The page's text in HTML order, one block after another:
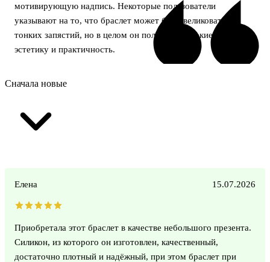
мотивирующую надпись. Некоторые пользователи
указывают на то, что браслет может быть великоват для
тонких запястий, но в целом он получает высокие оценки за
эстетику и практичность.
Сначала новые
Елена 15.07.2026
Приобретала этот браслет в качестве небольшого презента.
Силикон, из которого он изготовлен, качественный,
достаточно плотный и надёжный, при этом браслет при